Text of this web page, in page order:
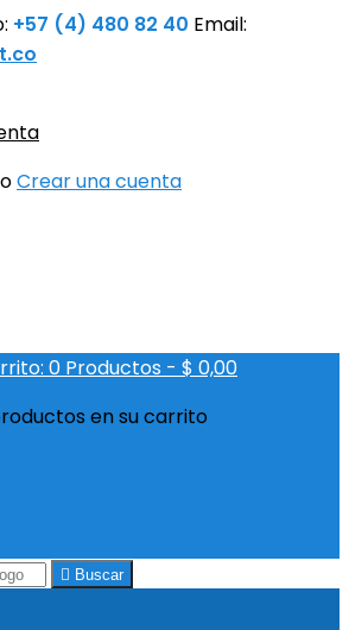
+57 (4) 480 82 40 Email:
oCrear una cuenta
0 Productos - $ 0,00
en su carrito
 Buscar